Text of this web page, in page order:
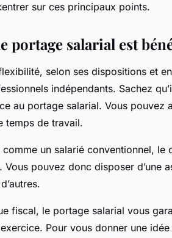
sur ces principaux points.
portage salarial est
selon ses dispositions et
indépendants. Sachez
au portage salarial. Vous pouvez
temps de travail.
un salarié conventionnel, le
Vous pouvez donc disposer d’une
fiscal, le portage salarial vous
Pour vous donner une